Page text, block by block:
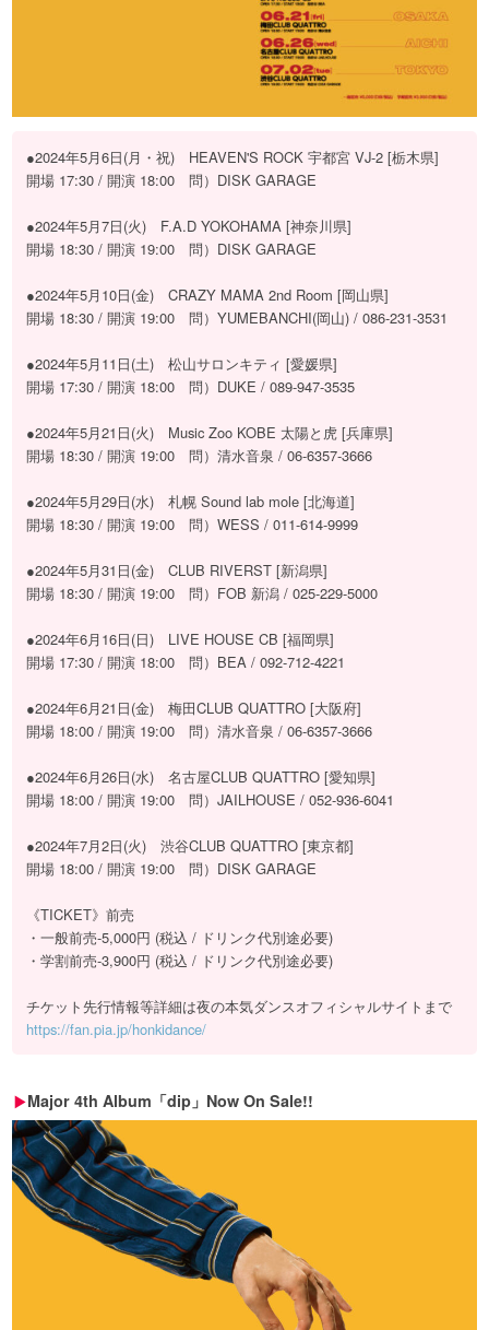
●2024年5月6日(月・祝) HEAVEN'S ROCK 宇都宮 VJ-2 [栃木県]
開場 17:30 / 開演 18:00 問）DISK GARAGE
●2024年5月7日(火) F.A.D YOKOHAMA [神奈川県]
開場 18:30 / 開演 19:00 問）DISK GARAGE
●2024年5月10日(金) CRAZY MAMA 2nd Room [岡山県]
開場 18:30 / 開演 19:00 問）YUMEBANCHI(岡⼭) / 086-231-3531
●2024年5月11日(土) 松⼭サロンキティ [愛媛県]
開場 17:30 / 開演 18:00 問）DUKE / 089-947-3535
●2024年5月21日(火) Music Zoo KOBE 太陽と⻁ [兵庫県]
開場 18:30 / 開演 19:00 問）清⽔⾳泉 / 06-6357-3666
●2024年5月29日(水) 札幌 Sound lab mole [北海道]
開場 18:30 / 開演 19:00 問）WESS / 011-614-9999
●2024年5月31日(金) CLUB RIVERST [新潟県]
開場 18:30 / 開演 19:00 問）FOB 新潟 / 025-229-5000
●2024年6月16日(日) LIVE HOUSE CB [福岡県]
開場 17:30 / 開演 18:00 問）BEA / 092-712-4221
●2024年6月21日(金) 梅⽥CLUB QUATTRO [大阪府]
開場 18:00 / 開演 19:00 問）清⽔⾳泉 / 06-6357-3666
●2024年6月26日(水) 名古屋CLUB QUATTRO [愛知県]
開場 18:00 / 開演 19:00 問）JAILHOUSE / 052-936-6041
●2024年7月2日(火) 渋⾕CLUB QUATTRO [東京都]
開場 18:00 / 開演 19:00 問）DISK GARAGE
《TICKET》前売
・⼀般前売-5,000円 (税込 / ドリンク代別途必要)
・学割前売-3,900円 (税込 / ドリンク代別途必要)
チケット先行情報等詳細は夜の本気ダンスオフィシャルサイトまで
https://fan.pia.jp/honkidance/
Major 4th Album「dip」Now On Sale!!